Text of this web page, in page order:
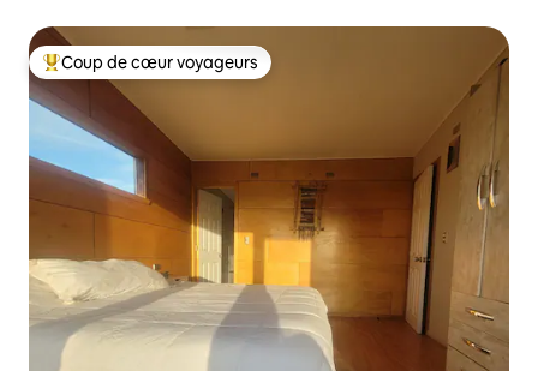
Coups de cœur voyageurs les plus appréciés
Coup de cœur voyageurs